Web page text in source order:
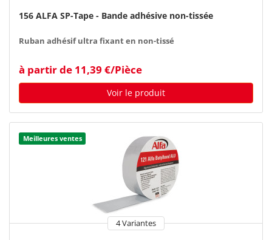
156 ALFA SP-Tape - Bande adhésive non-tissée
Ruban adhésif ultra fixant en non-tissé
à partir de 11,39 €/Pièce
Voir le produit
Meilleures ventes
4 Variantes